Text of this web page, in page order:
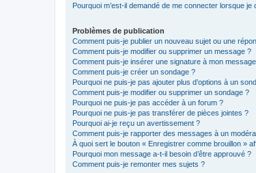
Pourquoi m’est-il demandé de me connecter lorsque
Problèmes de publication
Comment puis-je publier un nouveau sujet ou une
Comment puis-je modifier ou supprimer un message ?
Comment puis-je insérer une signature à mon
Comment puis-je créer un sondage ?
Pourquoi ne puis-je pas ajouter plus d’options à un
Comment puis-je modifier ou supprimer un sondage ?
Pourquoi ne puis-je pas accéder à un forum ?
Pourquoi ne puis-je pas transférer de pièces jointes ?
Pourquoi ai-je reçu un avertissement ?
Comment puis-je rapporter des messages à un
À quoi sert le bouton « Enregistrer comme brouillon »
Pourquoi mon message a-t-il besoin d’être approuvé ?
Comment puis-je remonter mes sujets ?